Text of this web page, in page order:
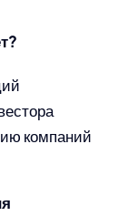
компаний